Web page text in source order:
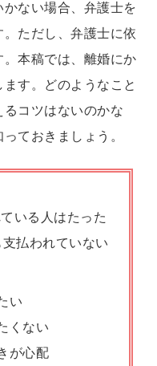
ない場合、弁護士を
ただし、弁護士に依
本稿では、離婚にか
す。どのようなこと
コツはないのかな
ておきましょう。
いる人はたった
払われていない
い
くない
が心配